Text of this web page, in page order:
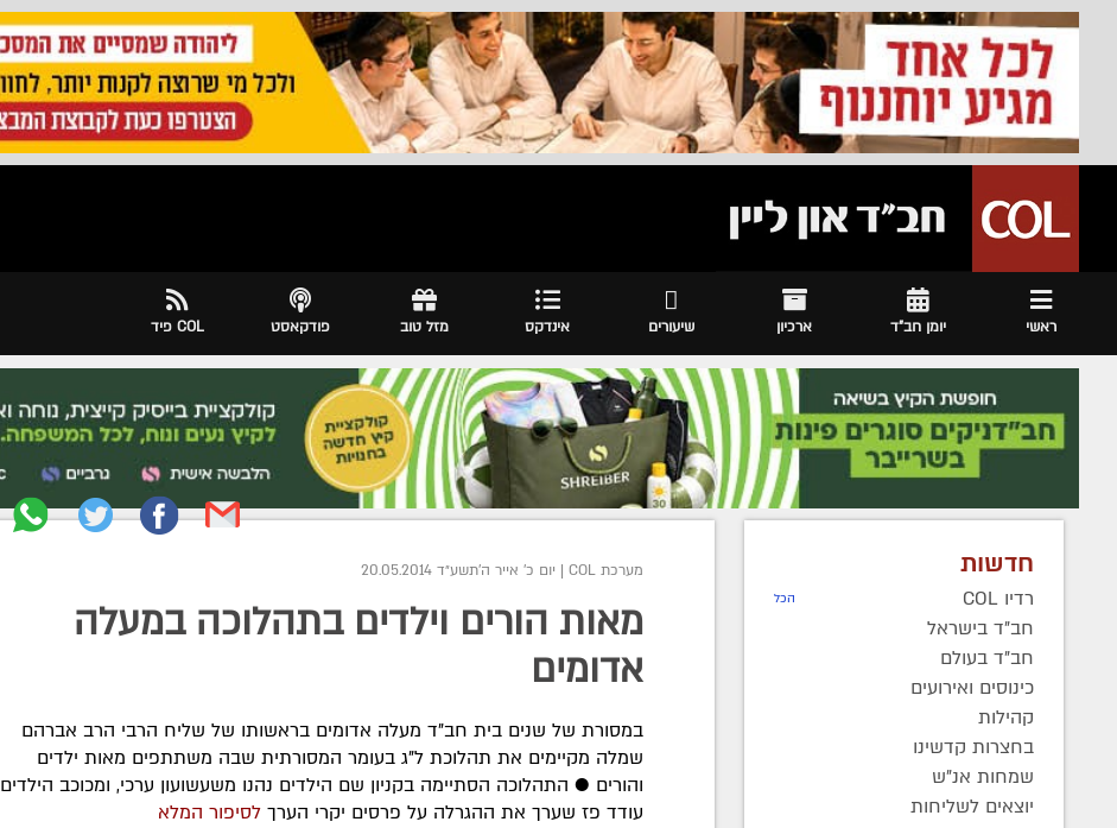
ראשי יומן חב"ד ארכיון שיעורים אינדקס מזל טוב פודקאסט COL פיד
חדשות
רדיו COL הכל
חב"ד בישראל
חב"ד בעולם
כינוסים ואירועים
קהילות
בחצרות קדשינו
שמחות אנ"ש
יוצאים לשליחות
מערכת COL | יום כ' אייר ה׳תשע״ד 20.05.2014
מאות הורים וילדים בתהלוכה במעלה
אדומים
במסורת של שנים בית חב"ד מעלה אדומים בראשותו של שליח הרבי הרב אברהם
שמלה מקיימים את תהלוכת ל"ג בעומר המסורתית שבה משתתפים מאות ילדים
והורים ● התהלוכה הסתיימה בקניון שם הילדים נהנו משעשועון ערכי, ומכוכב הילדים
עודד פז שערך את ההגרלה על פרסים יקרי הערךלסיפור המלא